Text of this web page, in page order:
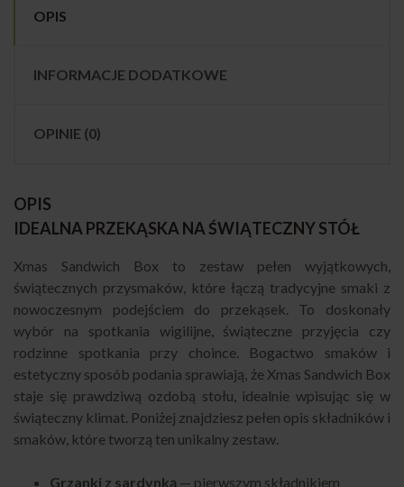
OPIS
INFORMACJE DODATKOWE
OPINIE (0)
OPIS
IDEALNA PRZEKĄSKA NA ŚWIĄTECZNY STÓŁ
Xmas Sandwich Box to zestaw pełen wyjątkowych,
świątecznych przysmaków, które łączą tradycyjne smaki z
nowoczesnym podejściem do przekąsek. To doskonały
wybór na spotkania wigilijne, świąteczne przyjęcia czy
rodzinne spotkania przy choince. Bogactwo smaków i
estetyczny sposób podania sprawiają, że Xmas Sandwich Box
staje się prawdziwą ozdobą stołu, idealnie wpisując się w
świąteczny klimat. Poniżej znajdziesz pełen opis składników i
smaków, które tworzą ten unikalny zestaw.
Grzanki z sardynką — pierwszym składnikiem